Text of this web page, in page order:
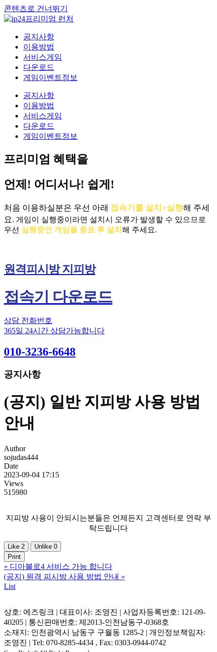
콘텐츠로 건너뛰기
공지사항
이용방법
서비스게임
다운로드
게임이벤트정보
공지사항
이용방법
서비스게임
다운로드
게임이벤트정보
프리미엄 혜택을
언제! 어디서나! 쉽게!
처음 이용하실분은 우선 아래 접속기를 설치+실행해 주세
요. 게임이 실행중이라면 설치시 오류가 발생할 수 있으므로
우선 실행중인 게임을 종료 후 설치 해 주세요.
원격피시방 지피방
접속기 다운로드
상담 전화번호
365일 24시간 상담가능합니다
010-3236-6648
공지사항
(공지) 일반 지피방 사용 방법
안내
Author
sojudas444
Date
2023-09-04 17:15
Views
515980
지피방 사용이 안되시는분들은 언제든지 고객센터로 연락 부
탁드립니다
Like 2 Unlike 0
Print
« 디아블로4 서비스 가능 합니다
(공지) 원격 피시방 사용 방법 안내 »
List
상호: 에즈링크 | 대표이사: 조영진 | 사업자등록번호: 121-09-
40205 | 통신판매번호: 제2013-인천남동구-0368호
소재지: 인천광역시 남동구 구월동 1285-2 | 개인정보책임자:
조영진 | Tel: 070-8285-4434 , Fax: 0303-0944-0742